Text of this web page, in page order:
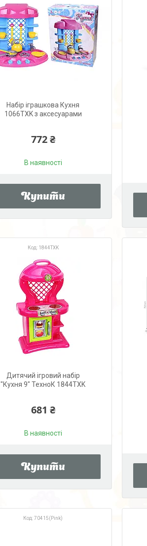
Набір іграшкова Кухня
1066TXK з аксесуарами
772 ₴
В наявності
Купити
1844TXK
Дитячий ігровий набір
"Кухня 9" ТехноК 1844TXK
681 ₴
В наявності
Купити
70415(Pink)